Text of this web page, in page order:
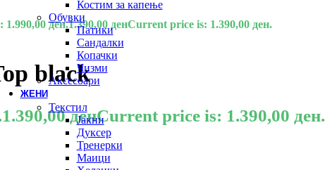
Костим за капење
Обувки
Патики
Сандалки
Копачки
Чизми
Аксесоари
ЖЕНИ
Текстил
Јакни
Дуксер
Тренерки
Маици
ден.1.390,00 денCurrent price is: 1.390,00 ден.
black
1.390,00денCurrent price is: 1.390,00 ден.